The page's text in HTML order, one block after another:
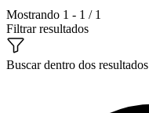
Mostrando 1 - 1 / 1
Filtrar resultados
Buscar dentro dos resultados